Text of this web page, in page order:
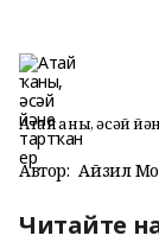
Атай ҡаны, әсәй
Автор: Айзилә
Читайте